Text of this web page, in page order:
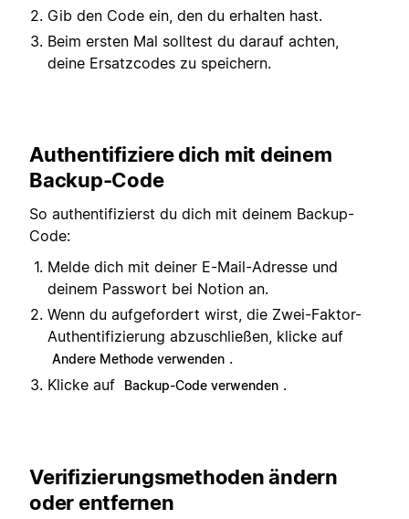
Gib den Code ein, den du erhalten hast.
Beim ersten Mal solltest du darauf achten,
deine Ersatzcodes zu speichern.
Authentifiziere dich mit deinem
Backup-Code
So authentifizierst du dich mit deinem Backup-
Code:
Melde dich mit deiner E-Mail-Adresse und
deinem Passwort bei Notion an.
Wenn du aufgefordert wirst, die Zwei-Faktor-
Authentifizierung abzuschließen, klicke auf
Andere Methode verwenden .
Klicke auf
Backup-Code verwenden .
Verifizierungsmethoden ändern
oder entfernen